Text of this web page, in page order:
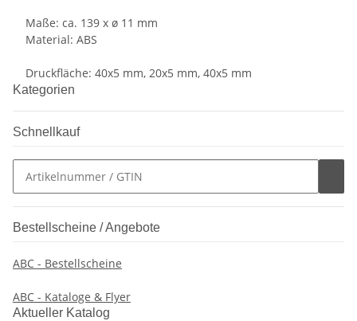
Maße: ca. 139 x ø 11 mm
Material: ABS
Druckfläche: 40x5 mm, 20x5 mm, 40x5 mm
Kategorien
Schnellkauf
Bestellscheine / Angebote
ABC - Bestellscheine
ABC - Kataloge & Flyer
Aktueller Katalog